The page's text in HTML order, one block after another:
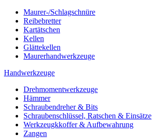
Maurer-/Schlagschnüre
Reibebretter
Kartätschen
Kellen
Glättekellen
Maurerhandwerkzeuge
Handwerkzeuge
Drehmomentwerkzeuge
Hämmer
Schraubendreher & Bits
Schraubenschlüssel, Ratschen & Einsätze
Werkzeugkkoffer & Aufbewahrung
Zangen